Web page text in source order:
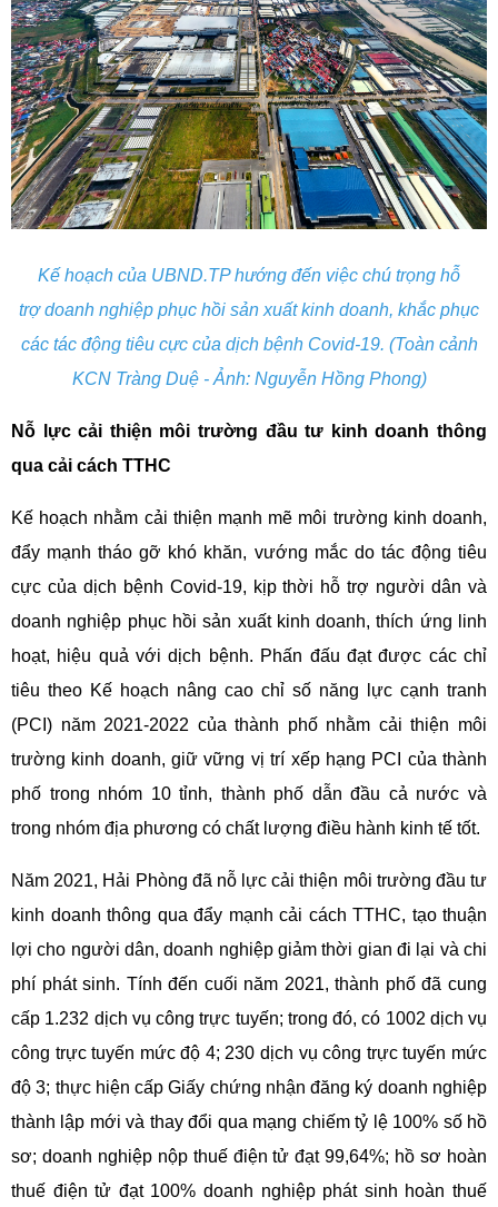
Kế hoạch của UBND.TP hướng đến việc chú trọng hỗ
trợ doanh nghiệp phục hồi sản xuất kinh doanh, khắc phục
các tác động tiêu cực của dịch bệnh Covid-19. (Toàn cảnh
KCN Tràng Duệ - Ảnh: Nguyễn Hồng Phong)
Nỗ lực cải thiện môi trường đầu tư kinh doanh thông
qua cải cách TTHC
Kế hoạch nhằm cải thiện mạnh mẽ môi trường kinh doanh,
đẩy mạnh tháo gỡ khó khăn, vướng mắc do tác động tiêu
cực của dịch bệnh Covid-19, kịp thời hỗ trợ người dân và
doanh nghiệp phục hồi sản xuất kinh doanh, thích ứng linh
hoạt, hiệu quả với dịch bệnh. Phấn đấu đạt được các chỉ
tiêu theo Kế hoạch nâng cao chỉ số năng lực cạnh tranh
(PCI) năm 2021-2022 của thành phố nhằm cải thiện môi
trường kinh doanh, giữ vững vị trí xếp hạng PCI của thành
phố trong nhóm 10 tỉnh, thành phố dẫn đầu cả nước và
trong nhóm địa phương có chất lượng điều hành kinh tế tốt.
Năm 2021, Hải Phòng đã nỗ lực cải thiện môi trường đầu tư
kinh doanh thông qua đẩy mạnh cải cách TTHC, tạo thuận
lợi cho người dân, doanh nghiệp giảm thời gian đi lại và chi
phí phát sinh. Tính đến cuối năm 2021, thành phố đã cung
cấp 1.232 dịch vụ công trực tuyến; trong đó, có 1002 dịch vụ
công trực tuyến mức độ 4; 230 dịch vụ công trực tuyến mức
độ 3; thực hiện cấp Giấy chứng nhận đăng ký doanh nghiệp
thành lập mới và thay đổi qua mạng chiếm tỷ lệ 100% số hồ
sơ; doanh nghiệp nộp thuế điện tử đạt 99,64%; hồ sơ hoàn
thuế điện tử đạt 100% doanh nghiệp phát sinh hoàn thuế